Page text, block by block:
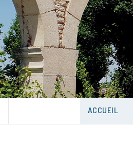
UNE VILLE DANS UN PARC
ACCUEIL